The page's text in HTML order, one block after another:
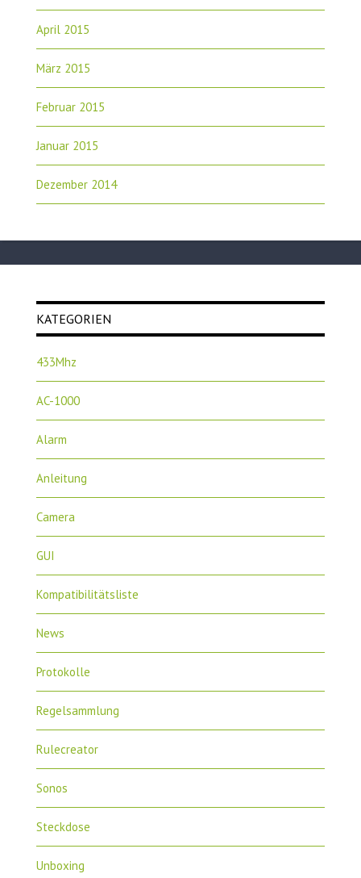
April 2015
März 2015
Februar 2015
Januar 2015
Dezember 2014
KATEGORIEN
433Mhz
AC-1000
Alarm
Anleitung
Camera
GUI
Kompatibilitätsliste
News
Protokolle
Regelsammlung
Rulecreator
Sonos
Steckdose
Unboxing